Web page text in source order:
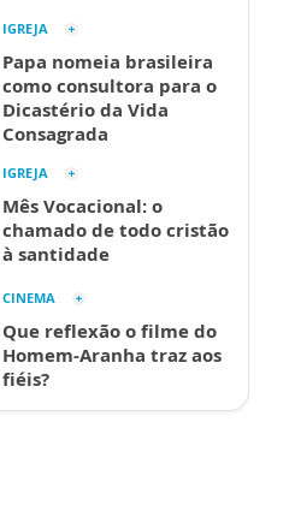
IGREJA
Papa nomeia brasileira
como consultora para o
Dicastério da Vida
Consagrada
IGREJA
Mês Vocacional: o
chamado de todo cristão
à santidade
CINEMA
Que reflexão o filme do
Homem-Aranha traz aos
fiéis?